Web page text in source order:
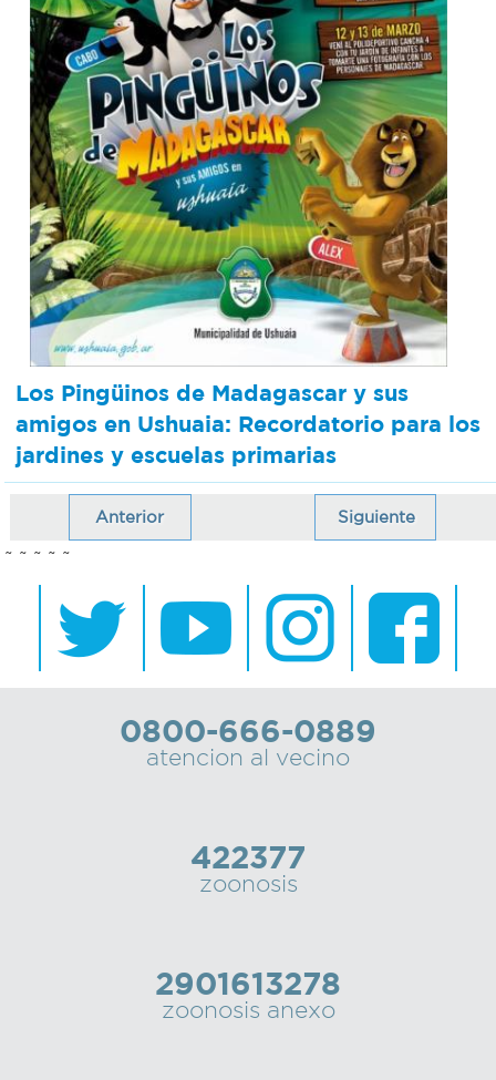
Los Pingüinos de Madagascar y sus
amigos en Ushuaia: Recordatorio para los
jardines y escuelas primarias
Anterior Siguiente
~ ~ ~ ~ ~
0800-666-0889
atencion al vecino
422377
zoonosis
2901613278
zoonosis anexo